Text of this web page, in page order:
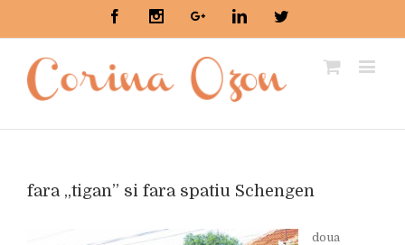
FacebookInstagramGoogle+LinkedinTwitter
fara „tigan” si fara spatiu Schengen
doua